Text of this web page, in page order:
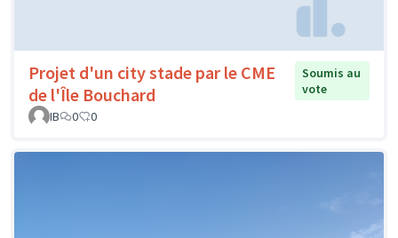
Projet d'un city stade par le CME
de l'Île Bouchard
Soumis au
vote
IB
0 0